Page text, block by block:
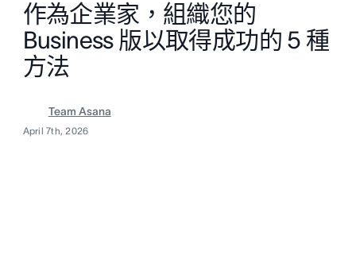
作為企業家，組織您的
Business 版以取得成功的 5 種
方法
Team Asana
April 7th, 2026